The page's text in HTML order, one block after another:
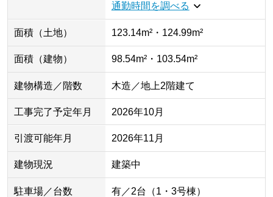
通勤時間を調べる
面積（土地） 123.14m²・124.99m²
面積（建物） 98.54m²・103.54m²
建物構造／階数 木造／地上2階建て
工事完了予定年月 2026年10月
引渡可能年月 2026年11月
建物現況 建築中
駐車場／台数 有／2台（1・3号棟）